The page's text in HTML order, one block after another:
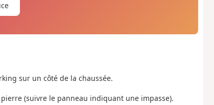
sur un côté de la chaussée.
(suivre le panneau indiquant une impasse).